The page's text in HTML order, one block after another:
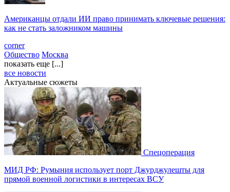
Американцы отдали ИИ право принимать ключевые решения:
как не стать заложником машины
corner
Общество Москва
показать еще [...]
все новости
Актуальные сюжеты
Спецоперация
МИД РФ: Румыния использует порт Джурджулешты для
прямой военной логистики в интересах ВСУ